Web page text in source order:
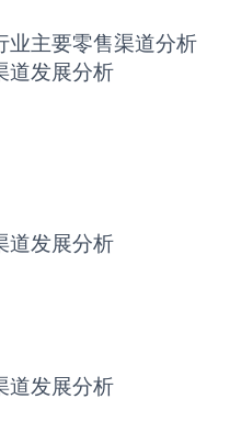
业主要零售渠道分析
道发展分析
道发展分析
道发展分析